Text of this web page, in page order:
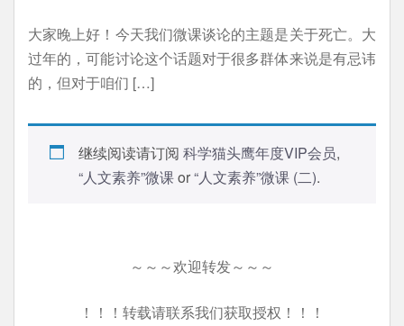
大家晚上好！今天我们微课谈论的主题是关于死亡。大
过年的，可能讨论这个话题对于很多群体来说是有忌讳
的，但对于咱们 […]
继续阅读请订阅 科学猫头鹰年度VIP会员,
“人文素养”微课or“人文素养”微课 (二).
～～～欢迎转发～～～
！！！转载请联系我们获取授权！！！